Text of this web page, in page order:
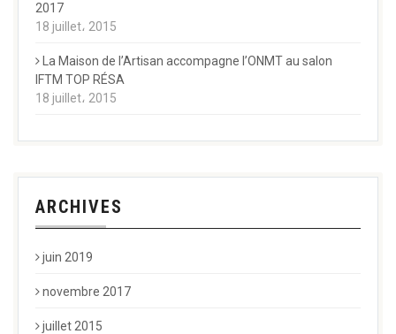
2017
18 juillet، 2015
La Maison de l’Artisan accompagne l’ONMT au salon
IFTM TOP RÉSA
18 juillet، 2015
ARCHIVES
juin 2019
novembre 2017
juillet 2015